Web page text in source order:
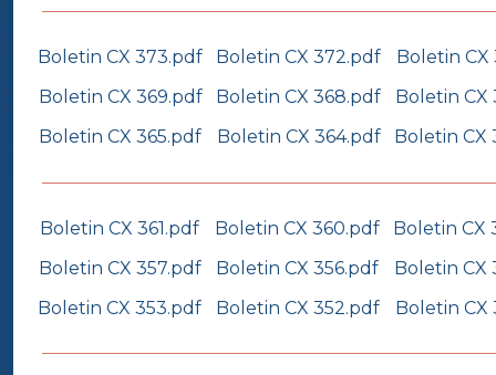
Boletin CX 373.pdf Boletin CX 372.pdf
Boletin CX
Boletin CX 369.pdf
Boletin CX 368.pdf
Boletin CX
Boletin CX 365.pdf
Boletin CX 364.pdf Boletin CX
Boletin CX 361.pdf Boletin CX 360.pdf
Boletin CX
Boletin CX 357.pdf
Boletin CX 356.pdf
Boletin CX
Boletin CX 353.pdf
Boletin CX 352.pdf Boletin CX